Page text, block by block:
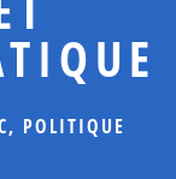
, POLITIQUE